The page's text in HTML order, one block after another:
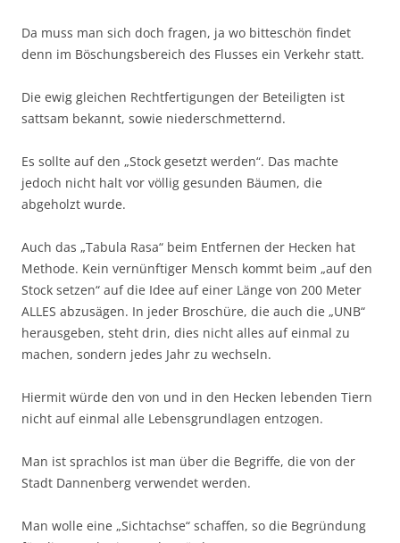
Da muss man sich doch fragen, ja wo bitteschön findet
denn im Böschungsbereich des Flusses ein Verkehr statt.
Die ewig gleichen Rechtfertigungen der Beteiligten ist
sattsam bekannt, sowie niederschmetternd.
Es sollte auf den „Stock gesetzt werden“. Das machte
jedoch nicht halt vor völlig gesunden Bäumen, die
abgeholzt wurde.
Auch das „Tabula Rasa“ beim Entfernen der Hecken hat
Methode. Kein vernünftiger Mensch kommt beim „auf den
Stock setzen“ auf die Idee auf einer Länge von 200 Meter
ALLES abzusägen. In jeder Broschüre, die auch die „UNB“
herausgeben, steht drin, dies nicht alles auf einmal zu
machen, sondern jedes Jahr zu wechseln.
Hiermit würde den von und in den Hecken lebenden Tiern
nicht auf einmal alle Lebensgrundlagen entzogen.
Man ist sprachlos ist man über die Begriffe, die von der
Stadt Dannenberg verwendet werden.
Man wolle eine „Sichtachse“ schaffen, so die Begründung